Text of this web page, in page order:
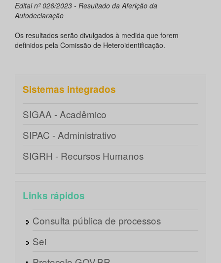
Edital nº 026/2023 - Resultado da Aferição da
Autodeclaração
Os resultados serão divulgados à medida que forem
definidos pela Comissão de Heteroidentificação.
Sistemas integrados
SIGAA - Acadêmico
SIPAC - Administrativo
SIGRH - Recursos Humanos
Links rápidos
Consulta pública de processos
Sei